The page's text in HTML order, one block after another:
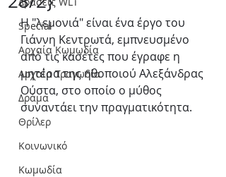
Special
Αρχαία Κωμωδία
Αρχαία Τραγωδία
Δράμα
Θρίλερ
Κοινωνικό
Κωμωδία
Η "λεμονιά" είναι ένα έργο του
Γιάννη Κεντρωτά, εμπνευσμένο
από τις κασέτες που έγραφε η
μητέρα της ηθοποιού Αλεξάνδρας
Ούστα, στο οποίο ο μύθος
συναντάει την πραγματικότητα.